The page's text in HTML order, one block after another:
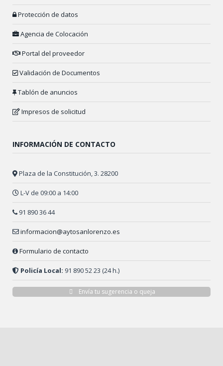
Protección de datos
Agencia de Colocación
Portal del proveedor
Validación de Documentos
Tablón de anuncios
Impresos de solicitud
INFORMACIÓN DE CONTACTO
Plaza de la Constitución, 3. 28200
L-V de 09:00 a 14:00
91 890 36 44
informacion@aytosanlorenzo.es
Formulario de contacto
Policía Local: 91 890 52 23 (24 h.)
Envía tu sugerencia o queja